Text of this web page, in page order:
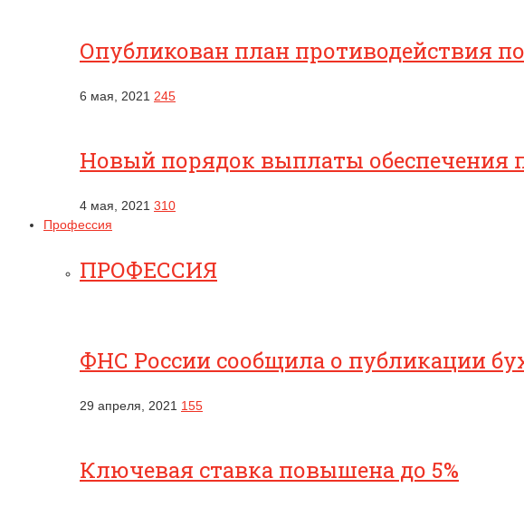
Опубликован план противодействия
6 мая, 2021 245
Новый порядок выплаты обеспечения
4 мая, 2021 310
Профессия
ПРОФЕССИЯ
ФНС России сообщила о публикации
29 апреля, 2021 155
Ключевая ставка повышена до 5%